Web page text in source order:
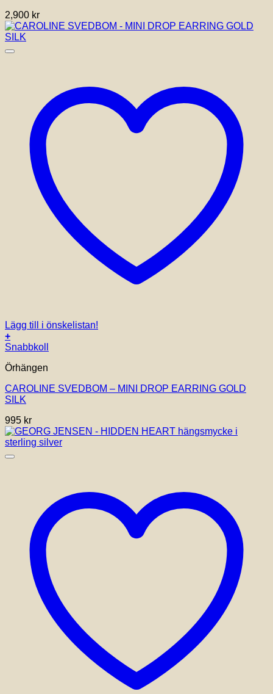
2,900 kr
Lägg till i önskelistan!
+
Snabbkoll
Örhängen
CAROLINE SVEDBOM – MINI DROP EARRING GOLD
SILK
995 kr